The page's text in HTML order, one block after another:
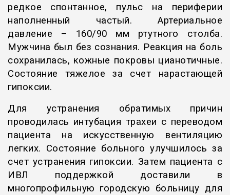
редкое спонтанное, пульс на периферии
наполненный частый. Артериальное
давление – 160/90 мм ртутного столба.
Мужчина был без сознания. Реакция на боль
сохранилась, кожные покровы цианотичные.
Состояние тяжелое за счет нарастающей
гипоксии.
Для устранения обратимых причин
проводилась интубация трахеи с переводом
пациента на искусственную вентиляцию
легких. Состояние больного улучшилось за
счет устранения гипоксии. Затем пациента с
ИВЛ поддержкой доставили в
многопрофильную городскую больницу для